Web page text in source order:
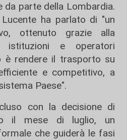
da parte della Lombardia.
Lucente ha parlato di "un
ottenuto grazie alla
istituzioni e operatori
è rendere il trasporto su
e competitivo, a
Paese".
con la decisione di
il mese di luglio, un
che guiderà le fasi